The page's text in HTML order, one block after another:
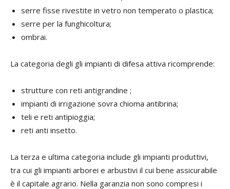
serre fisse rivestite in vetro non temperato o plastica;
serre per la funghicoltura;
ombrai.
La categoria degli gli impianti di difesa attiva ricomprende:
strutture con reti antigrandine ;
impianti di irrigazione sovra chioma antibrina;
teli e reti antipioggia;
reti anti insetto.
La terza e ultima categoria include gli impianti produttivi,
tra cui gli impianti arborei e arbustivi il cui bene assicurabile
è il capitale agrario. Nella garanzia non sono compresi i